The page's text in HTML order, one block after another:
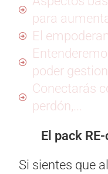
para
El
poder
Conectarás
perdón,...
El pack
Si sientes que